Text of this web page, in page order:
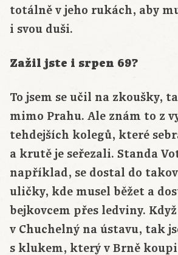
totálně v jeho rukách, aby
i svou duši.
Zažil jste i srpen 69?
To jsem se učil na zkoušky,
mimo Prahu. Ale znám to z
tehdejších kolegů, které
a krutě je seřezali. Standa
například, se dostal do
uličky, kde musel běžet a
bejkovcem přes ledviny.
v Chuchelný na ústavu, tak
s klukem, který v Brně